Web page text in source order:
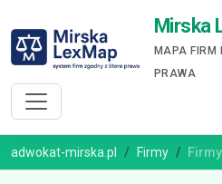
Mirska
MAPA FIRM
PRAWA
adwokat-mirska.pl Firmy